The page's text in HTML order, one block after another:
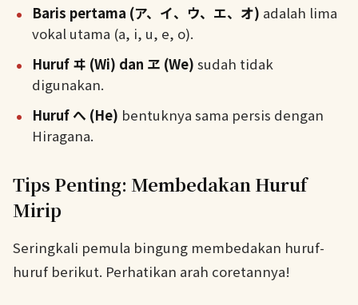
Baris pertama (ア、イ、ウ、エ、オ) adalah lima
vokal utama (a, i, u, e, o).
Huruf ヰ (Wi) dan ヱ (We) sudah tidak
digunakan.
Huruf へ (He) bentuknya sama persis dengan
Hiragana.
Tips Penting: Membedakan Huruf
Mirip
Seringkali pemula bingung membedakan huruf-
huruf berikut. Perhatikan arah coretannya!